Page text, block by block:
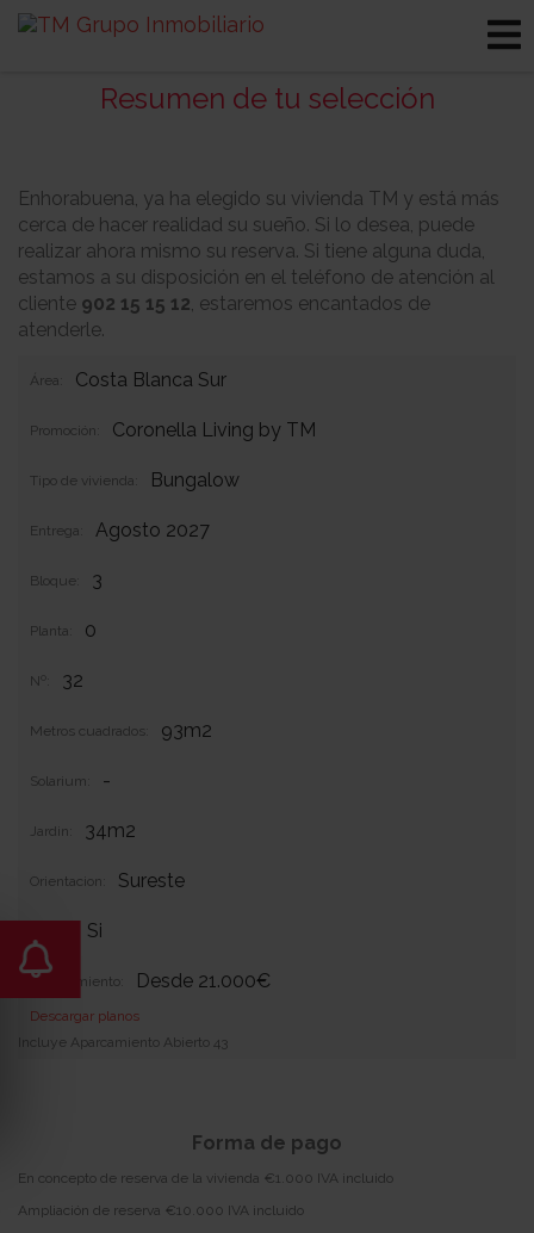
Resumen de tu selección
Enhorabuena, ya ha elegido su vivienda TM y está más
cerca de hacer realidad su sueño. Si lo desea, puede
realizar ahora mismo su reserva. Si tiene alguna duda,
estamos a su disposición en el teléfono de atención al
cliente 902 15 15 12, estaremos encantados de
atenderle.
Área: Costa Blanca Sur
Promoción: Coronella Living by TM
Tipo de vivienda: Bungalow
Entrega: Agosto 2027
Bloque: 3
Planta: 0
Nº: 32
Metros cuadrados: 93m2
Solarium: -
Jardin: 34m2
Orientacion: Sureste
Si
Equipamiento: Desde 21.000€
Descargar planos
Incluye Aparcamiento Abierto 43
Forma de pago
En concepto de reserva de la vivienda €1.000 IVA incluido
Ampliación de reserva €10.000 IVA incluido